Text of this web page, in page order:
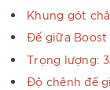
Khung gót
Đế giữa Boost
Trọng lượng:
Độ chênh đế